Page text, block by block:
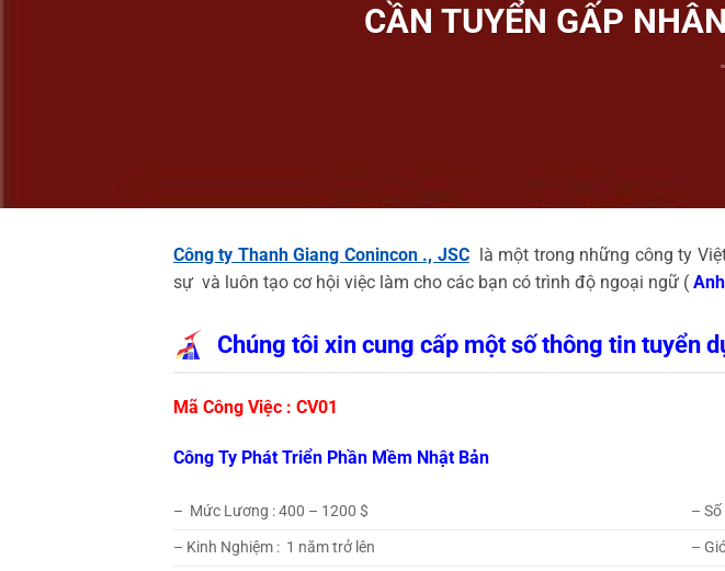
CẦN TUYỂN GẤP
Công ty Thanh Giang Conincon ., JSClà một trong những công ty
sự và luôn tạo cơ hội việc làm cho các bạn có trình độ ngoại ngữ (
Chúng tôi xin cung cấp một số thông tin tuyển
Mã Công Việc : CV01
Công Ty Phát Triển Phần Mềm Nhật Bản
– Mức Lương : 400 – 1200 $
–
– Kinh Nghiệm : 1 năm trở lên
–